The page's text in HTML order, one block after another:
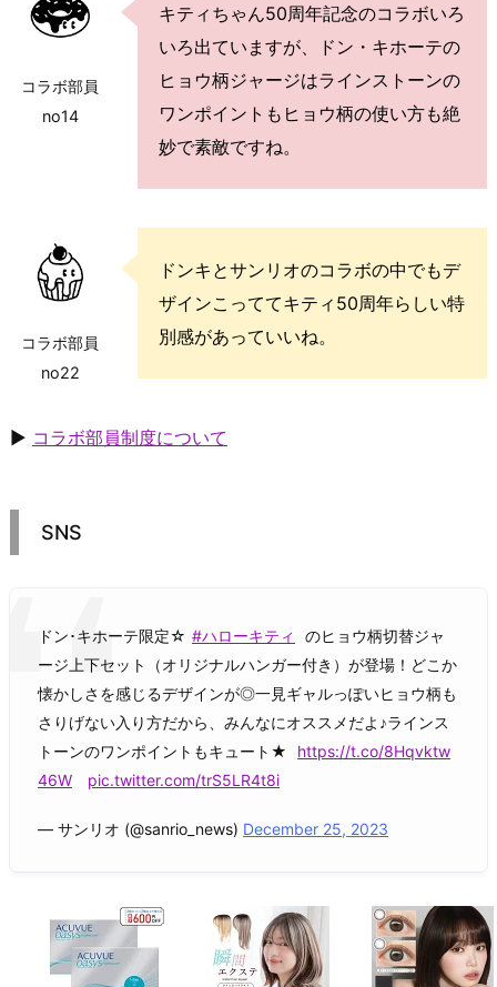
コラボ部員
no14
キティちゃん50周年記念のコラボいろ
いろ出ていますが、ドン・キホーテの
ヒョウ柄ジャージはラインストーンの
ワンポイントもヒョウ柄の使い方も絶
妙で素敵ですね。
コラボ部員
no22
ドンキとサンリオのコラボの中でもデ
ザインこっててキティ50周年らしい特
別感があっていいね。
▶ コラボ部員制度について
SNS
ドン･キホーテ限定☆ #ハローキティ
のヒョウ柄切替ジャ
ージ上下セット（オリジナルハンガー付き）が登場！どこか
懐かしさを感じるデザインが◎一見ギャルっぽいヒョウ柄も
さりげない入り方だから、みんなにオススメだよ♪ラインス
トーンのワンポイントもキュート★
https://t.co/8Hqvktw
46W
pic.twitter.com/trS5LR4t8i
— サンリオ (@sanrio_news) December 25, 2023